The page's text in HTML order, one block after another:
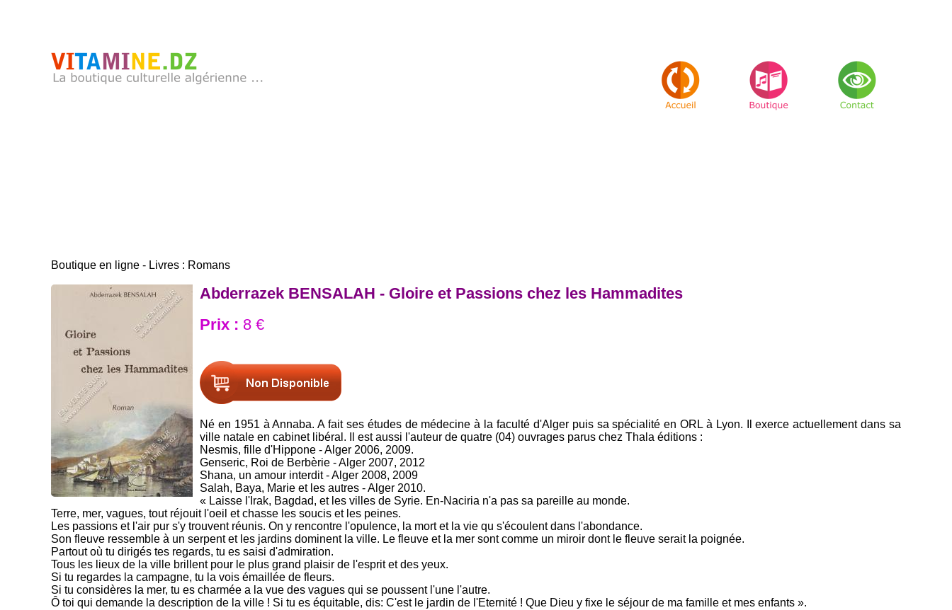
Boutique en ligne - Livres : Romans
Abderrazek BENSALAH - Gloire et Passions chez les Hammadites
Prix : 8 €
Né en 1951 à Annaba. A fait ses études de médecine à la faculté d'Alger puis sa spécialité en ORL à Lyon. Il exerce actuellement dans sa
ville natale en cabinet libéral. Il est aussi l'auteur de quatre (04) ouvrages parus chez Thala éditions :
Nesmis, fille d'Hippone - Alger 2006, 2009.
Genseric, Roi de Berbèrie - Alger 2007, 2012
Shana, un amour interdit - Alger 2008, 2009
Salah, Baya, Marie et les autres - Alger 2010.
« Laisse l'Irak, Bagdad, et les villes de Syrie. En-Naciria n'a pas sa pareille au monde.
Terre, mer, vagues, tout réjouit l'oeil et chasse les soucis et les peines.
Les passions et l'air pur s'y trouvent réunis. On y rencontre l'opulence, la mort et la vie qu s'écoulent dans l'abondance.
Son fleuve ressemble à un serpent et les jardins dominent la ville. Le fleuve et la mer sont comme un miroir dont le fleuve serait la poignée.
Partout où tu dirigés tes regards, tu es saisi d'admiration.
Tous les lieux de la ville brillent pour le plus grand plaisir de l'esprit et des yeux.
Si tu regardes la campagne, tu la vois émaillée de fleurs.
Si tu considères la mer, tu es charmée a la vue des vagues qui se poussent l'une l'autre.
Ô toi qui demande la description de la ville ! Si tu es équitable, dis: C'est le jardin de l'Eternité ! Que Dieu y fixe le séjour de ma famille et mes enfants ».